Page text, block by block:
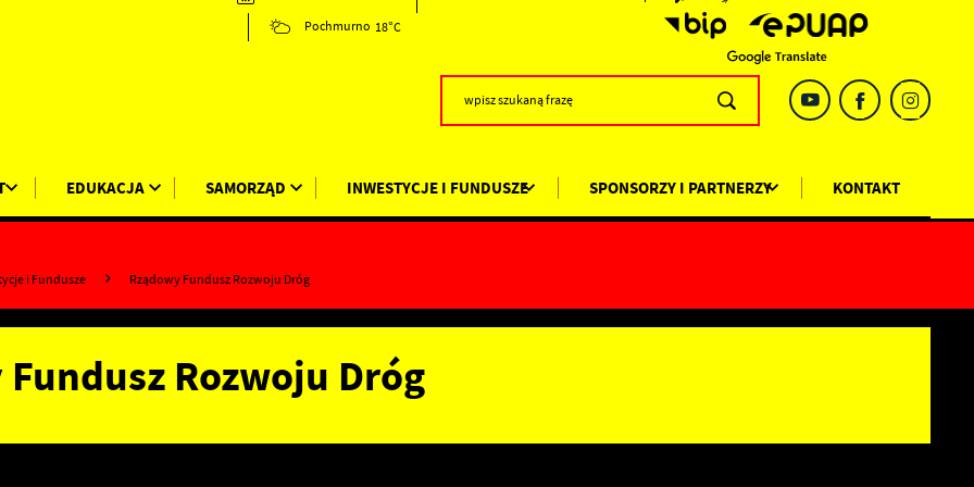
Pochmurno 18°C
EDUKACJA SAMORZĄD INWESTYCJE I FUNDUSZE SPONSORZY I PARTNERZY KONTAKT
i Fundusze Rządowy Fundusz Rozwoju Dróg
Fundusz Rozwoju Dróg